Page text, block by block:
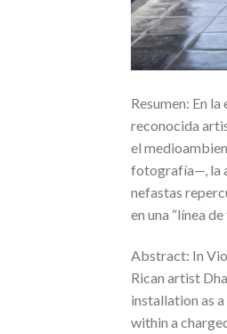
Resumen: En
reconocida
el
fotografía—, la
nefastas
en una “línea de
Abstract: In
Rican artist
installation as
within a